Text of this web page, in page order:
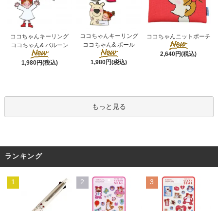
ココちゃんキーリング
ココちゃん& バルーン
1,980円(税込)
ココちゃんキーリング
ココちゃん& ポール
1,980円(税込)
ココちゃんニットポーチ
2,640円(税込)
もっと見る
ランキング
1 2 3